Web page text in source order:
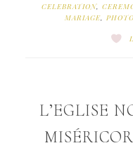
CELEBRATION,
MARIAGE, PHOTO
L’EGLISE